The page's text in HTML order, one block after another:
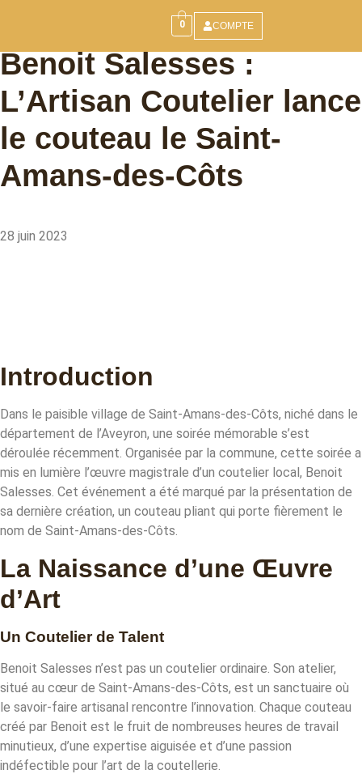
0 COMPTE
Benoit Salesses :
L’Artisan Coutelier lance
le couteau le Saint-
Amans-des-Côts
28 juin 2023
Introduction
Dans le paisible village de Saint-Amans-des-Côts, niché dans le
département de l’Aveyron, une soirée mémorable s’est
déroulée récemment. Organisée par la commune, cette soirée a
mis en lumière l’œuvre magistrale d’un coutelier local, Benoit
Salesses. Cet événement a été marqué par la présentation de
sa dernière création, un couteau pliant qui porte fièrement le
nom de Saint-Amans-des-Côts.
La Naissance d’une Œuvre
d’Art
Un Coutelier de Talent
Benoit Salesses n’est pas un coutelier ordinaire. Son atelier,
situé au cœur de Saint-Amans-des-Côts, est un sanctuaire où
le savoir-faire artisanal rencontre l’innovation. Chaque couteau
créé par Benoit est le fruit de nombreuses heures de travail
minutieux, d’une expertise aiguisée et d’une passion
indéfectible pour l’art de la coutellerie.